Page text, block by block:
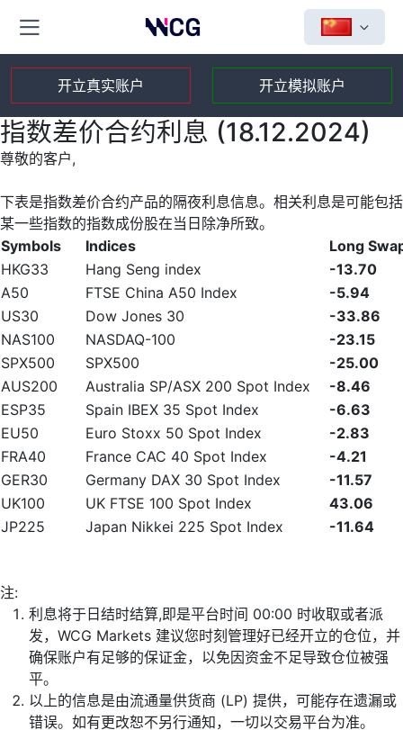
开立真实账户 开立模拟账户
指数差价合约利息 (18.12.2024)
尊敬的客户,
下表是指数差价合约产品的隔夜利息信息。相关利息是可能包括
某一些指数的指数成份股在当日除净所致。
Symbols
Indices
Long
HKG33
Hang Seng index
-13.70
A50
FTSE China A50 Index
-5.94
US30
Dow Jones 30
-33.86
NAS100
NASDAQ-100
-23.15
SPX500
SPX500
-25.00
AUS200
Australia SP/ASX 200 Spot Index
-8.46
ESP35
Spain IBEX 35 Spot Index
-6.63
EU50
Euro Stoxx 50 Spot Index
-2.83
FRA40
France CAC 40 Spot Index
-4.21
GER30
Germany DAX 30 Spot Index
-11.57
UK100
UK FTSE 100 Spot Index
43.06
JP225
Japan Nikkei 225 Spot Index -11.64
注:
利息将于日结时结算,即是平台时间 00:00 时收取或者派
发，WCG Markets 建议您时刻管理好已经开立的仓位，并
确保账户有足够的保证金，以免因资金不足导致仓位被强
平。
以上的信息是由流通量供货商 (LP) 提供，可能存在遗漏或
错误。如有更改恕不另行通知，一切以交易平台为准。